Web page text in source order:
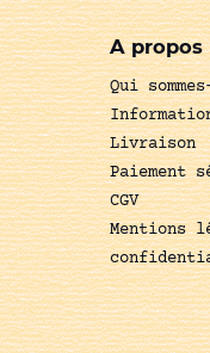
A propos
Qui
Livraison
Paiement
CGV
Mentions